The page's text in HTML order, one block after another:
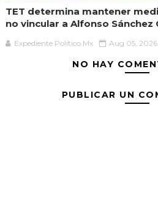
TET determina mantener
no vincular a Alfonso Sánchez
Expediente Político.Mx Aug 05, 2026
NO HAY
PUBLICAR UN